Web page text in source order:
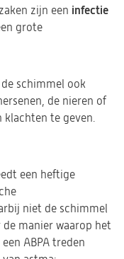
zijn een infectie
grote
schimmel ook
de nieren of
klachten te geven.
een heftige
niet de schimmel
manier waarop het
ABPA treden